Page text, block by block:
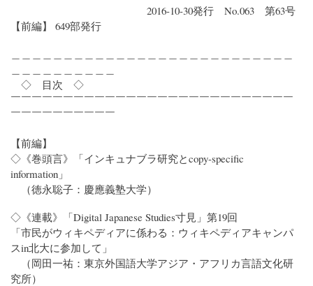
2016-10-30発行 No.063 第63号
【前編】 649部発行
◇ 目次 ◇
￣￣￣￣￣￣￣￣￣￣￣￣￣￣￣￣￣￣￣￣￣￣￣￣￣￣￣
￣￣￣￣￣￣￣￣￣￣
【前編】
◇《巻頭言》「インキュナブラ研究とcopy-specific
information」
（徳永聡子：慶應義塾大学）
◇《連載》「Digital Japanese Studies寸見」第19回
「市民がウィキペディアに係わる：ウィキペディアキャンパ
スin北大に参加して」
（岡田一祐：東京外国語大学アジア・アフリカ言語文化研
究所）